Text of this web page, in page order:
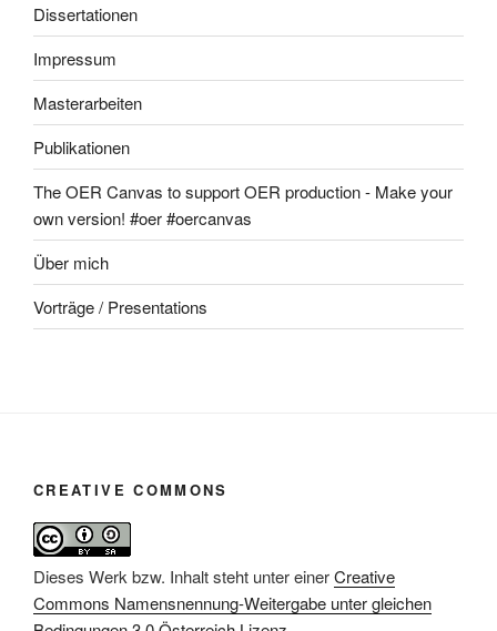
Dissertationen
Impressum
Masterarbeiten
Publikationen
The OER Canvas to support OER production - Make your
own version! #oer #oercanvas
Über mich
Vorträge / Presentations
CREATIVE COMMONS
Dieses Werk bzw. Inhalt steht unter einerCreative
Commons Namensnennung-Weitergabe unter gleichen